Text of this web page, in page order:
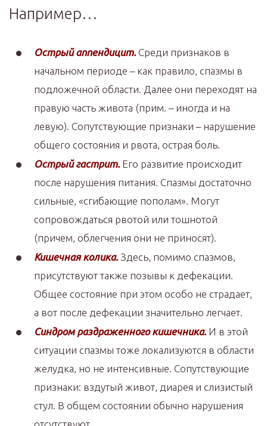
Например…
Острый аппендицит. Среди признаков в
начальном периоде – как правило, спазмы в
подложечной области. Далее они переходят на
правую часть живота (прим. – иногда и на
левую). Сопутствующие признаки – нарушение
общего состояния и рвота, острая боль.
Острый гастрит. Его развитие происходит
после нарушения питания. Спазмы достаточно
сильные, «сгибающие пополам». Могут
сопровождаться рвотой или тошнотой
(причем, облегчения они не приносят).
Кишечная колика. Здесь, помимо спазмов,
присутствуют также позывы к дефекации.
Общее состояние при этом особо не страдает,
а вот после дефекации значительно легчает.
Синдром раздраженного кишечника. И в этой
ситуации спазмы тоже локализуются в области
желудка, но не интенсивные. Сопутствующие
признаки: вздутый живот, диарея и слизистый
стул. В общем состоянии обычно нарушения